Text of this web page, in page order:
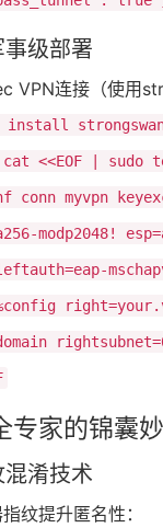
级部署
VPN连接（使用
install
<<EOF | sudo
myvpn
modp2048!
专家的锦囊
淆技术
纹提升匿名性：